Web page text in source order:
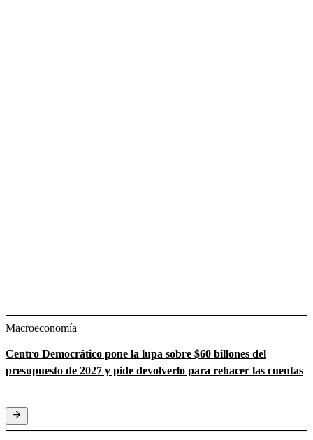
Macroeconomía
Centro Democrático pone la lupa sobre $60 billones del
presupuesto de 2027 y pide devolverlo para rehacer las cuentas